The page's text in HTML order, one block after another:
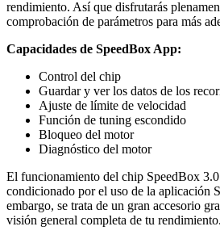
rendimiento. Así que disfrutarás
comprobación de parámetros para más
Capacidades de SpeedBox App:
Control del chip
Guardar y ver los datos de los
Ajuste de límite de velocidad
Función de tuning escondido
Bloqueo del motor
Diagnóstico del motor
El funcionamiento del chip SpeedBox
condicionado por el uso de la aplicación
embargo, se trata de un gran accesorio
visión general completa de tu rendimiento.